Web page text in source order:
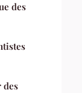
des
des